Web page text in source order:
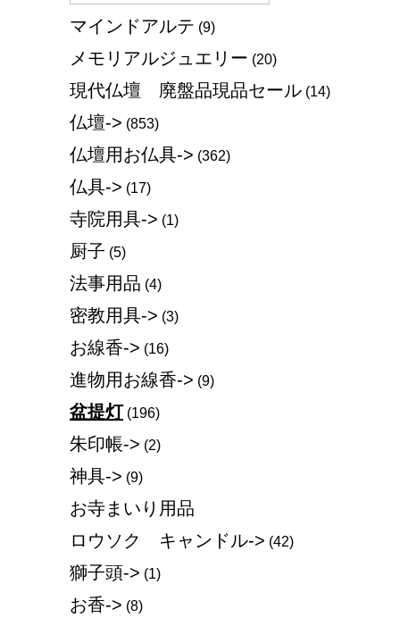
マインドアルテ (9)
メモリアルジュエリー (20)
現代仏壇 廃盤品現品セール (14)
仏壇-> (853)
仏壇用お仏具-> (362)
仏具-> (17)
寺院用具-> (1)
厨子 (5)
法事用品 (4)
密教用具-> (3)
お線香-> (16)
進物用お線香-> (9)
盆提灯 (196)
朱印帳-> (2)
神具-> (9)
お寺まいり用品
ロウソク キャンドル-> (42)
獅子頭-> (1)
お香-> (8)